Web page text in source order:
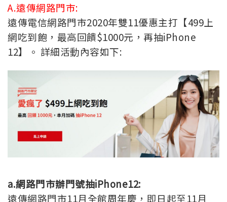
A.遠傳網路門市:
遠傳電信網路門市2020年雙11優惠主打【499上
網吃到飽，最高回饋$1000元，再抽iPhone
12】。 詳細活動內容如下:
a.網路門市辦門號抽iPhone12:
遠傳網路門市11月全館周年慶，即日起至11月